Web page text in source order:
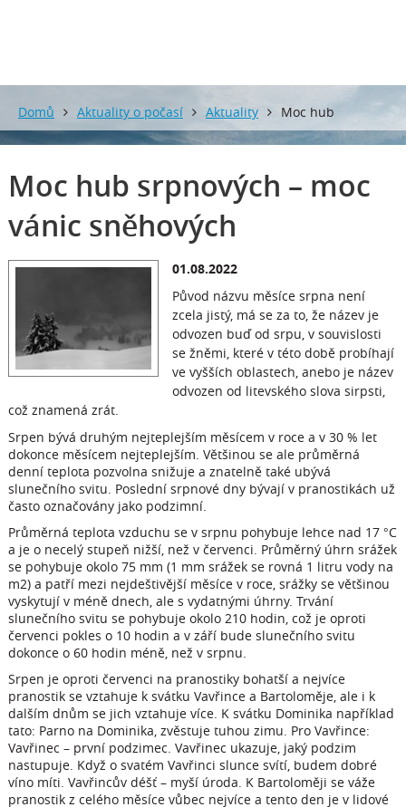
Domů Aktuality o počasí Aktuality Moc hub
srpnových – moc vánic sněhových
Moc hub srpnových – moc
vánic sněhových
01.08.2022
Původ názvu měsíce srpna není
zcela jistý, má se za to, že název je
odvozen buď od srpu, v souvislosti
se žněmi, které v této době probíhají
ve vyšších oblastech, anebo je název
odvozen od litevského slova sirpsti,
což znamená zrát.
Srpen bývá druhým nejteplejším měsícem v roce a v 30 % let
dokonce měsícem nejteplejším. Většinou se ale průměrná
denní teplota pozvolna snižuje a znatelně také ubývá
slunečního svitu. Poslední srpnové dny bývají v pranostikách už
často označovány jako podzimní.
Průměrná teplota vzduchu se v srpnu pohybuje lehce nad 17 °C
a je o necelý stupeň nižší, než v červenci. Průměrný úhrn srážek
se pohybuje okolo 75 mm (1 mm srážek se rovná 1 litru vody na
m2) a patří mezi nejdeštivější měsíce v roce, srážky se většinou
vyskytují v méně dnech, ale s vydatnými úhrny. Trvání
slunečního svitu se pohybuje okolo 210 hodin, což je oproti
červenci pokles o 10 hodin a v září bude slunečního svitu
dokonce o 60 hodin méně, než v srpnu.
Srpen je oproti červenci na pranostiky bohatší a nejvíce
pranostik se vztahuje k svátku Vavřince a Bartoloměje, ale i k
dalším dnům se jich vztahuje více. K svátku Dominika například
tato: Parno na Dominika, zvěstuje tuhou zimu. Pro Vavřince:
Vavřinec – první podzimec. Vavřinec ukazuje, jaký podzim
nastupuje. Když o svatém Vavřinci slunce svítí, budem dobré
víno míti. Vavřincův déšť – myší úroda. K Bartoloměji se váže
pranostik z celého měsíce vůbec nejvíce a tento den je v lidové